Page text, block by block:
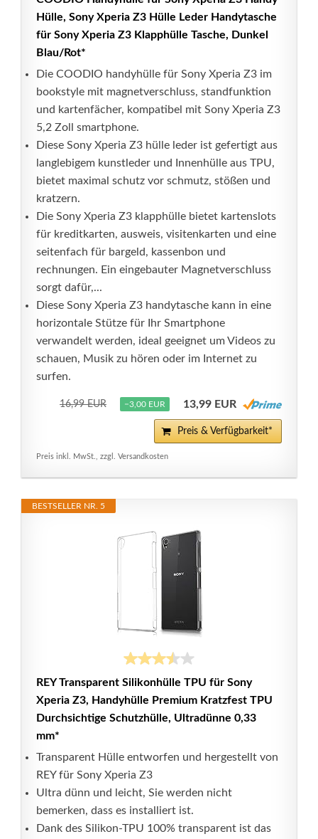
Hülle, Sony Xperia Z3 Hülle Leder Handytasche
für Sony Xperia Z3 Klapphülle Tasche, Dunkel
Blau/Rot*
Die COODIO handyhülle für Sony Xperia Z3 im
bookstyle mit magnetverschluss, standfunktion
und kartenfächer, kompatibel mit Sony Xperia Z3
5,2 Zoll smartphone.
Diese Sony Xperia Z3 hülle leder ist gefertigt aus
langlebigem kunstleder und Innenhülle aus TPU,
bietet maximal schutz vor schmutz, stößen und
kratzern.
Die Sony Xperia Z3 klapphülle bietet kartenslots
für kreditkarten, ausweis, visitenkarten und eine
seitenfach für bargeld, kassenbon und
rechnungen. Ein eingebauter Magnetverschluss
sorgt dafür,...
Diese Sony Xperia Z3 handytasche kann in eine
horizontale Stütze für Ihr Smartphone
verwandelt werden, ideal geeignet um Videos zu
schauen, Musik zu hören oder im Internet zu
surfen.
16,99 EUR −3,00 EUR 13,99 EUR
Preis & Verfügbarkeit*
Preis inkl. MwSt., zzgl. Versandkosten
BESTSELLER NR. 5
REY Transparent Silikonhülle TPU für Sony
Xperia Z3, Handyhülle Premium Kratzfest TPU
Durchsichtige Schutzhülle, Ultradünne 0,33
mm*
Transparent Hülle entworfen und hergestellt von
REY für Sony Xperia Z3
Ultra dünn und leicht, Sie werden nicht
bemerken, dass es installiert ist.
Dank des Silikon-TPU 100% transparent ist das